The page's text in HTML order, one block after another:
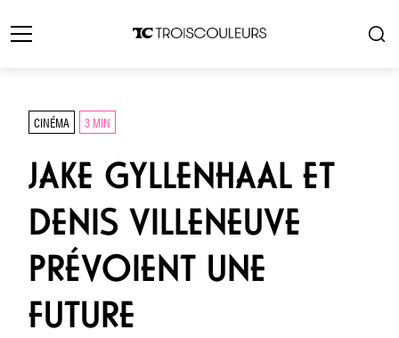
CINÉMA 3 MIN
JAKE GYLLENHAAL ET
DENIS VILLENEUVE
PRÉVOIENT UNE
FUTURE